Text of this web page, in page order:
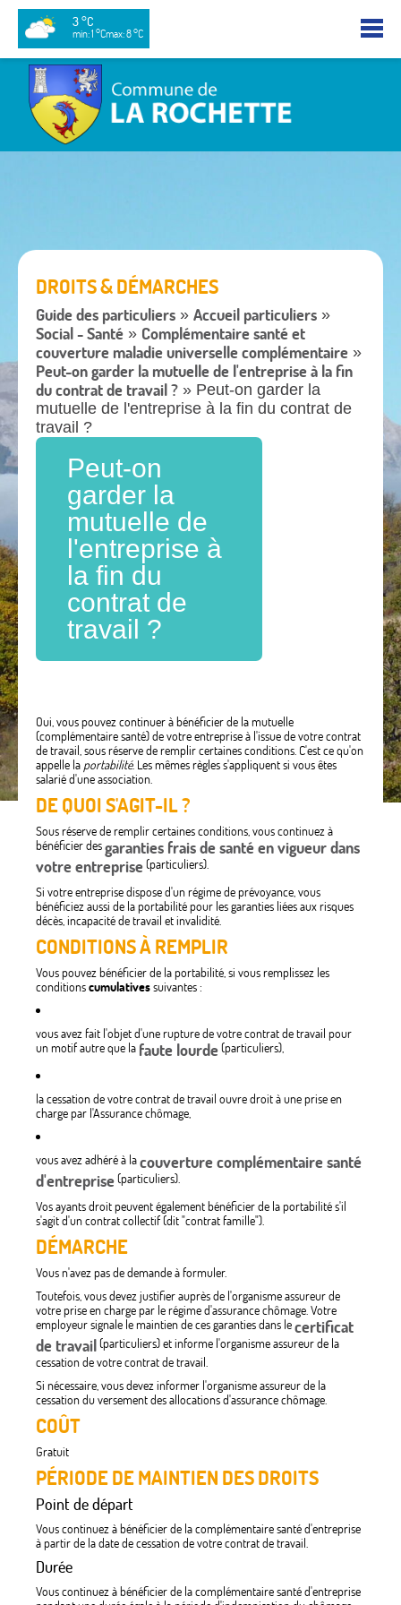
3 °C
min: 1 °Cmax: 8 °C
DROITS & DÉMARCHES
Guide des particuliers » Accueil particuliers »
Social - Santé » Complémentaire santé et
couverture maladie universelle complémentaire »
Peut-on garder la mutuelle de l'entreprise à la fin
du contrat de travail ? » Peut-on garder la
mutuelle de l'entreprise à la fin du contrat de
travail ?
Peut-on
garder la
mutuelle de
l'entreprise à
la fin du
contrat de
travail ?
Oui, vous pouvez continuer à bénéficier de la mutuelle
(complémentaire santé) de votre entreprise à l'issue de votre contrat
de travail, sous réserve de remplir certaines conditions. C'est ce qu'on
appelle la portabilité. Les mêmes règles s'appliquent si vous êtes
salarié d'une association.
DE QUOI S'AGIT-IL ?
Sous réserve de remplir certaines conditions, vous continuez à
bénéficier desgaranties frais de santé en vigueur dans
votre entreprise(particuliers).
Si votre entreprise dispose d'un régime de prévoyance, vous
bénéficiez aussi de la portabilité pour les garanties liées aux risques
décès, incapacité de travail et invalidité.
CONDITIONS À REMPLIR
Vous pouvez bénéficier de la portabilité, si vous remplissez les
conditionscumulativessuivantes :
vous avez fait l'objet d'une rupture de votre contrat de travail pour
un motif autre que la faute lourde(particuliers),
la cessation de votre contrat de travail ouvre droit à une prise en
charge par l'Assurance chômage,
vous avez adhéré à lacouverture complémentaire santé
d'entreprise(particuliers).
Vos ayants droit peuvent également bénéficier de la portabilité s'il
s'agit d'un contrat collectif (dit "contrat famille").
DÉMARCHE
Vous n'avez pas de demande à formuler.
Toutefois, vous devez justifier auprès de l'organisme assureur de
votre prise en charge par le régime d'assurance chômage. Votre
employeur signale le maintien de ces garanties dans lecertificat
de travail(particuliers) et informe l'organisme assureur de la
cessation de votre contrat de travail.
Si nécessaire, vous devez informer l'organisme assureur de la
cessation du versement des allocations d'assurance chômage.
COÛT
Gratuit
PÉRIODE DE MAINTIEN DES DROITS
Point de départ
Vous continuez à bénéficier de la complémentaire santé d'entreprise
à partir de la date de cessation de votre contrat de travail.
Durée
Vous continuez à bénéficier de la complémentaire santé d'entreprise